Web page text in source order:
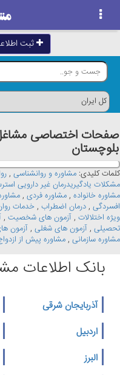
ثبت
صفحات اختصاصی
بلوچستان
کلمات کلیدی: مشاوره و روانشناسی ,
مشکلات یادگیریدرمان غیر دارویی
مشاوره خانواده , مشاوره فردی ,
افسردگی , درمان اضطراب ,خدمات
ویژه اختلالات , آزمون های شخصیت ,
تحصیلی , آزمون های شغلی , آزمون
مشاوره سازمانی ,مشاوره پیش از
بانک اطلاعات
آذربایجان شرقی
اردبیل
البرز